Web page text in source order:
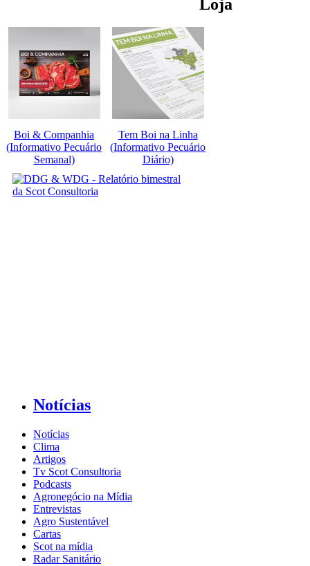
Loja
Boi & Companhia
(Informativo Pecuário
Semanal)
Tem Boi na Linha
(Informativo Pecuário
Diário)
Notícias
Notícias
Clima
Artigos
Tv Scot Consultoria
Podcasts
Agronegócio na Mídia
Entrevistas
Agro Sustentável
Cartas
Scot na mídia
Radar Sanitário